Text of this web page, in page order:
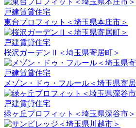
戸建賃貸住宅
東台プロフィット＜埼玉県本庄市＞
戸建賃貸住宅
桜沢ガーデンⅡ＜埼玉県寄居町＞
戸建賃貸住宅
メゾン・ドゥ・フルール＜埼玉県寄
戸建賃貸住宅
緑ヶ丘プロフィット＜埼玉県深谷市＞